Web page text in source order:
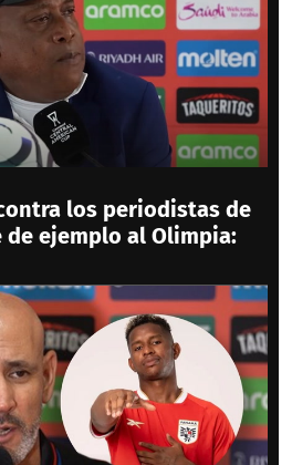
los periodistas de
de ejemplo al Olimpia: